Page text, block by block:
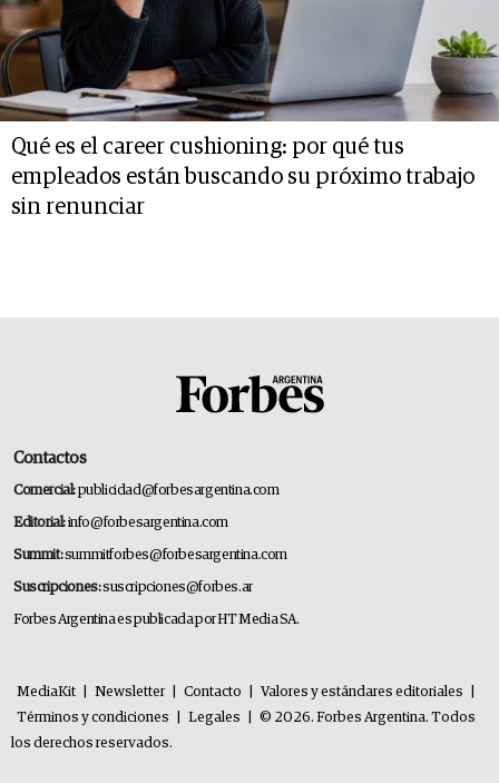
Qué es el career cushioning: por qué tus
empleados están buscando su próximo trabajo
sin renunciar
Contactos
Comercial:publicidad@forbesargentina.com
Editorial:info@forbesargentina.com
Summit:summitforbes@forbesargentina.com
Suscripciones:suscripciones@forbes.ar
Forbes Argentina es publicada por HT Media SA.
MediaKit Newsletter Contacto Valores y estándares editoriales
Términos y condiciones
Legales
© 2026. Forbes Argentina. Todos
los derechos reservados.